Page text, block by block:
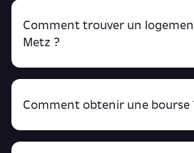
Comment trouver un
Metz ?
Retrouve tout ça en
Comment obtenir une bourse